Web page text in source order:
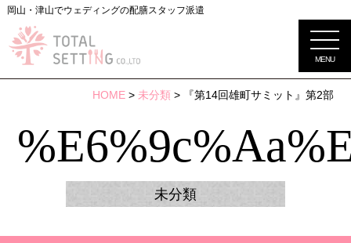
岡山・津山でウェディングの配膳スタッフ派遣
MENU
HOME> 未分類 > 『第14回雄町サミット』第2部
未分類